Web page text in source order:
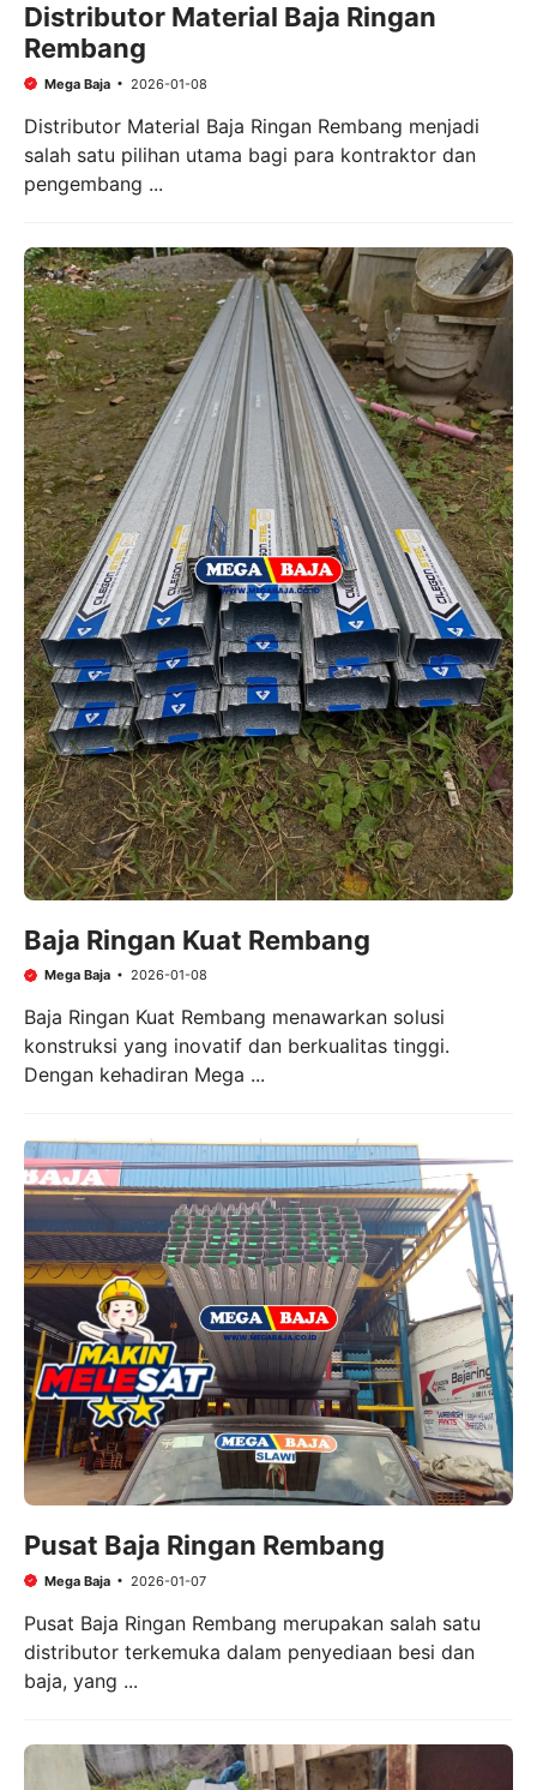
Distributor Material Baja Ringan
Rembang
Mega Baja 2026-01-08
Distributor Material Baja Ringan Rembang menjadi
salah satu pilihan utama bagi para kontraktor dan
pengembang ...
Baja Ringan Kuat Rembang
Mega Baja 2026-01-08
Baja Ringan Kuat Rembang menawarkan solusi
konstruksi yang inovatif dan berkualitas tinggi.
Dengan kehadiran Mega ...
Pusat Baja Ringan Rembang
Mega Baja 2026-01-07
Pusat Baja Ringan Rembang merupakan salah satu
distributor terkemuka dalam penyediaan besi dan
baja, yang ...